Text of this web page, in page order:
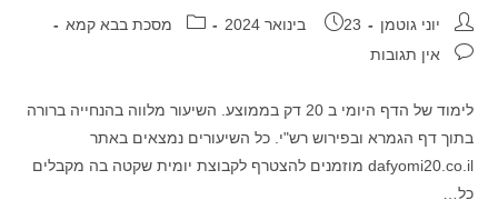
מחבר:יוני גוטמן פורסם:
23 בינואר 2024 קטגוריה:מסכת בבא קמא
תגובות:אין תגובות
לימוד של הדף היומי ב 20 דק בממוצע. השיעור מלווה בהנחייה ברורה
בתוך דף הגמרא ובפירוש רש"י. כל השיעורים נמצאים באתר
dafyomi20.co.il מוזמנים להצטרף לקבוצת יומית שקטה בה מקבלים
כל…